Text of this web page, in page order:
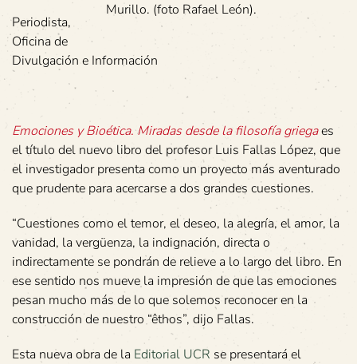
Murillo. (foto Rafael León).
Periodista,
Oficina de
Divulgación e Información
Emociones y Bioética. Miradas desde la filosofía griegaes
el título del nuevo libro del profesor Luis Fallas López, que
el investigador presenta como un proyecto más aventurado
que prudente para acercarse a dos grandes cuestiones.
“Cuestiones como el temor, el deseo, la alegría, el amor, la
vanidad, la vergüenza, la indignación, directa o
indirectamente se pondrán de relieve a lo largo del libro. En
ese sentido nos mueve la impresión de que las emociones
pesan mucho más de lo que solemos reconocer en la
construcción de nuestro “êthos”, dijo Fallas.
Esta nueva obra de la Editorial UCR se presentará el